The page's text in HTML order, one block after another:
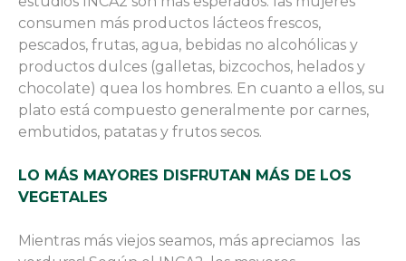
consumen más productos lácteos frescos,
pescados, frutas, agua, bebidas no alcohólicas y
productos dulces (galletas, bizcochos, helados y
chocolate) quea los hombres. En cuanto a ellos, su
plato está compuesto generalmente por carnes,
embutidos, patatas y frutos secos.
LO MÁS MAYORES DISFRUTAN MÁS DE LOS
VEGETALES
Mientras más viejos seamos, más apreciamos las